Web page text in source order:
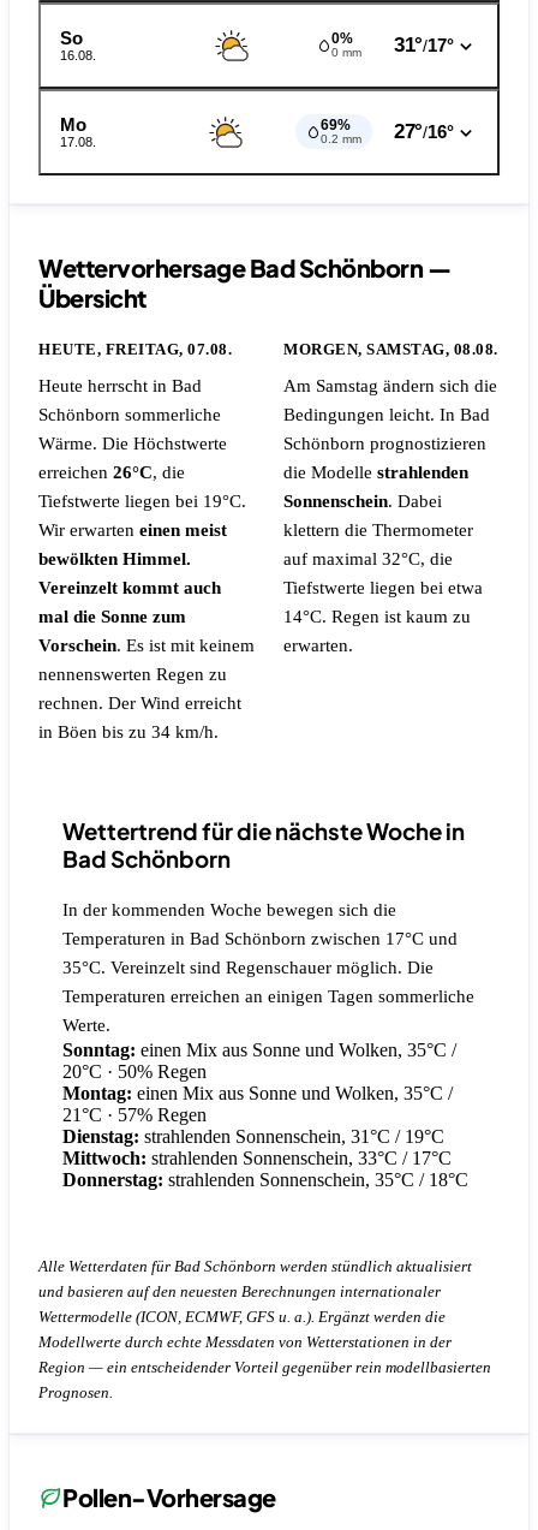
So
16.08.
0%
0 mm 31°/17°
Mo
17.08.
69%
0.2 mm 27°/16°
Wettervorhersage Bad Schönborn —
Übersicht
HEUTE, FREITAG, 07.08.
Heute herrscht in Bad
Schönborn sommerliche
Wärme. Die Höchstwerte
erreichen 26°C, die
Tiefstwerte liegen bei 19°C.
Wir erwarten einen meist
bewölkten Himmel.
Vereinzelt kommt auch
mal die Sonne zum
Vorschein. Es ist mit keinem
nennenswerten Regen zu
rechnen. Der Wind erreicht
in Böen bis zu 34 km/h.
MORGEN, SAMSTAG, 08.08.
Am Samstag ändern sich die
Bedingungen leicht. In Bad
Schönborn prognostizieren
die Modelle strahlenden
Sonnenschein. Dabei
klettern die Thermometer
auf maximal 32°C, die
Tiefstwerte liegen bei etwa
14°C. Regen ist kaum zu
erwarten.
Wettertrend für die nächste Woche in
Bad Schönborn
In der kommenden Woche bewegen sich die
Temperaturen in Bad Schönborn zwischen 17°C und
35°C. Vereinzelt sind Regenschauer möglich. Die
Temperaturen erreichen an einigen Tagen sommerliche
Werte.
Sonntag: einen Mix aus Sonne und Wolken, 35°C /
20°C · 50% Regen
Montag: einen Mix aus Sonne und Wolken, 35°C /
21°C · 57% Regen
Dienstag: strahlenden Sonnenschein, 31°C / 19°C
Mittwoch: strahlenden Sonnenschein, 33°C / 17°C
Donnerstag: strahlenden Sonnenschein, 35°C / 18°C
Alle Wetterdaten für Bad Schönborn werden stündlich aktualisiert
und basieren auf den neuesten Berechnungen internationaler
Wettermodelle (ICON, ECMWF, GFS u. a.). Ergänzt werden die
Modellwerte durch echte Messdaten von Wetterstationen in der
Region — ein entscheidender Vorteil gegenüber rein modellbasierten
Prognosen.
Pollen-Vorhersage